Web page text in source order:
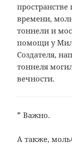
времени,
тоннели и
помощи у
Создателя,
тоннеля
вечности.
* Важно.
А также,